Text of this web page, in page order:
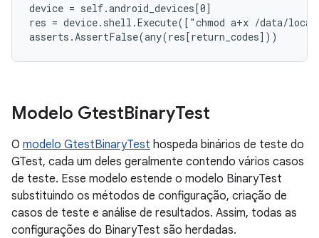
device = self.android_devices[0]
res = device.shell.Execute(["chmod a+x /data/
Modelo GtestBinaryTest
O modelo GtestBinaryTest hospeda binários de teste do
GTest, cada um deles geralmente contendo vários casos
de teste. Esse modelo estende o modelo BinaryTest
substituindo os métodos de configuração, criação de
casos de teste e análise de resultados. Assim, todas as
configurações do BinaryTest são herdadas.